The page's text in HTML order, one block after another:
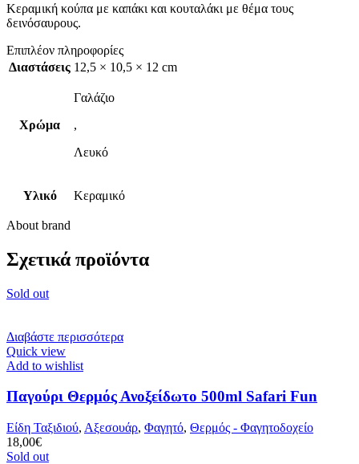
Κεραμική κούπα με καπάκι και κουταλάκι με θέμα τους
δεινόσαυρους.
Επιπλέον πληροφορίες
Διαστάσεις 12,5 × 10,5 × 12 cm
Χρώμα
Γαλάζιο
,
Λευκό
Υλικό Κεραμικό
About brand
Σχετικά προϊόντα
Sold out
Διαβάστε περισσότερα
Quick view
Add to wishlist
Παγούρι Θερμός Ανοξείδωτο 500ml Safari Fun
Είδη Ταξιδιού, Αξεσουάρ, Φαγητό, Θερμός - Φαγητοδοχείο
18,00€
Sold out